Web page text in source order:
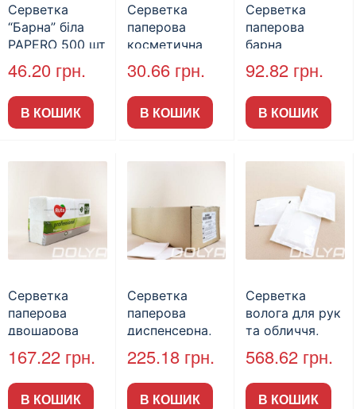
Серветка
“Барна” біла
PAPERO 500 шт
(6/пак)
46.20 грн.
В КОШИК
Серветка
паперова
косметична
“Куб”, 2-
шарова, біла,
80л.
30.66 грн.
В КОШИК
Серветка
паперова
барна
целюлозна,
Ruta, 200 шт.
92.82 грн.
В КОШИК
Серветка
паперова
двошарова
целюлозна,
Ruta, 1/8, біла,
250л.
167.22 грн.
В КОШИК
Серветка
паперова
диспенсерна,
17х17 см,
2000л.
225.18 грн.
В КОШИК
Серветка
волога для рук
та обличчя,
60*80 мм., 600
шт/уп., без
логотипу.
568.62 грн.
В КОШИК